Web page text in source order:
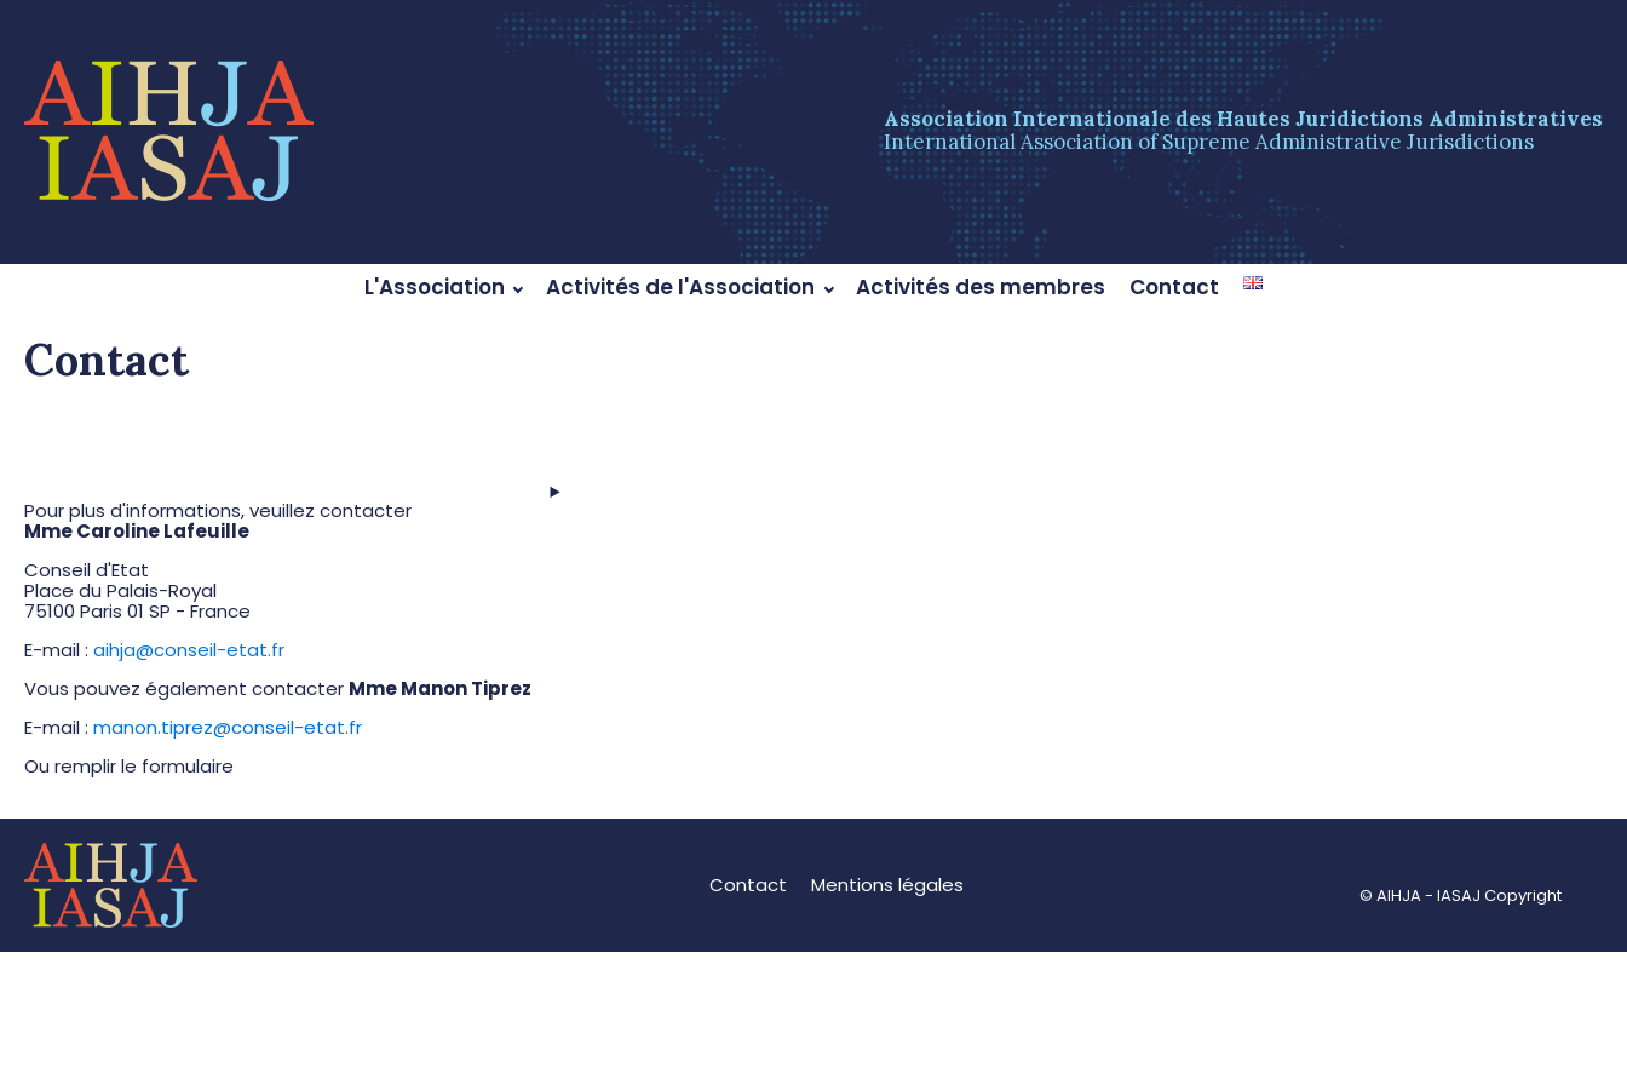
Association Internationale des Hautes Juridictions Administratives
International Association of Supreme Administrative Jurisdictions
L'Association Activités de l'Association Activités des membres Contact
Contact
Pour plus d'informations, veuillez contacter
Mme Caroline Lafeuille
Conseil d'Etat
Place du Palais-Royal
75100 Paris 01 SP - France
E-mail : aihja@conseil-etat.fr
Vous pouvez également contacter Mme Manon Tiprez
E-mail : manon.tiprez@conseil-etat.fr
Ou remplir le formulaire
Contact Mentions légales © AIHJA - IASAJ Copyright